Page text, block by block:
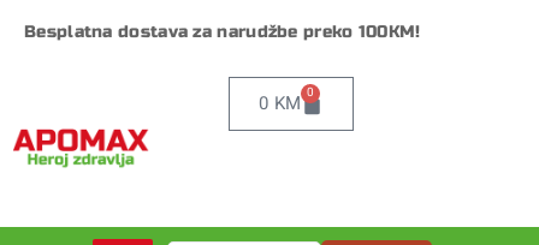
Besplatna dostava za narudžbe preko 100KM!
0 KM 0